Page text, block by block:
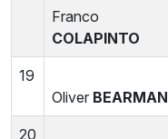
Franco
COLAPINTO
19
Oliver BEARMAN
20